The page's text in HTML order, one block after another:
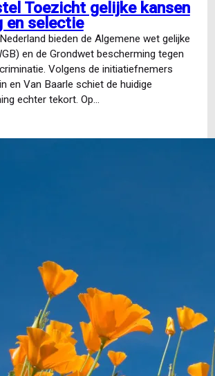
Toezicht gelijke kansen
en selectie
bieden de Algemene wet gelijke
en de Grondwet bescherming tegen
Volgens de initiatiefnemers
en Van Baarle schiet de huidige
echter tekort. Op…